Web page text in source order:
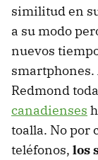
similitud en
a su modo
nuevos
smartphones.
Redmond
canadienses
toalla. No por
teléfonos, los